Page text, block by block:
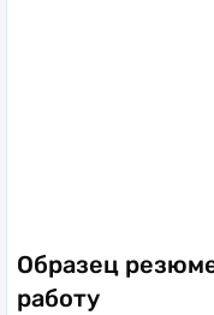
Образец
работу